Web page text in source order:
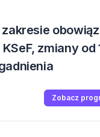
zmiany od
Zobacz